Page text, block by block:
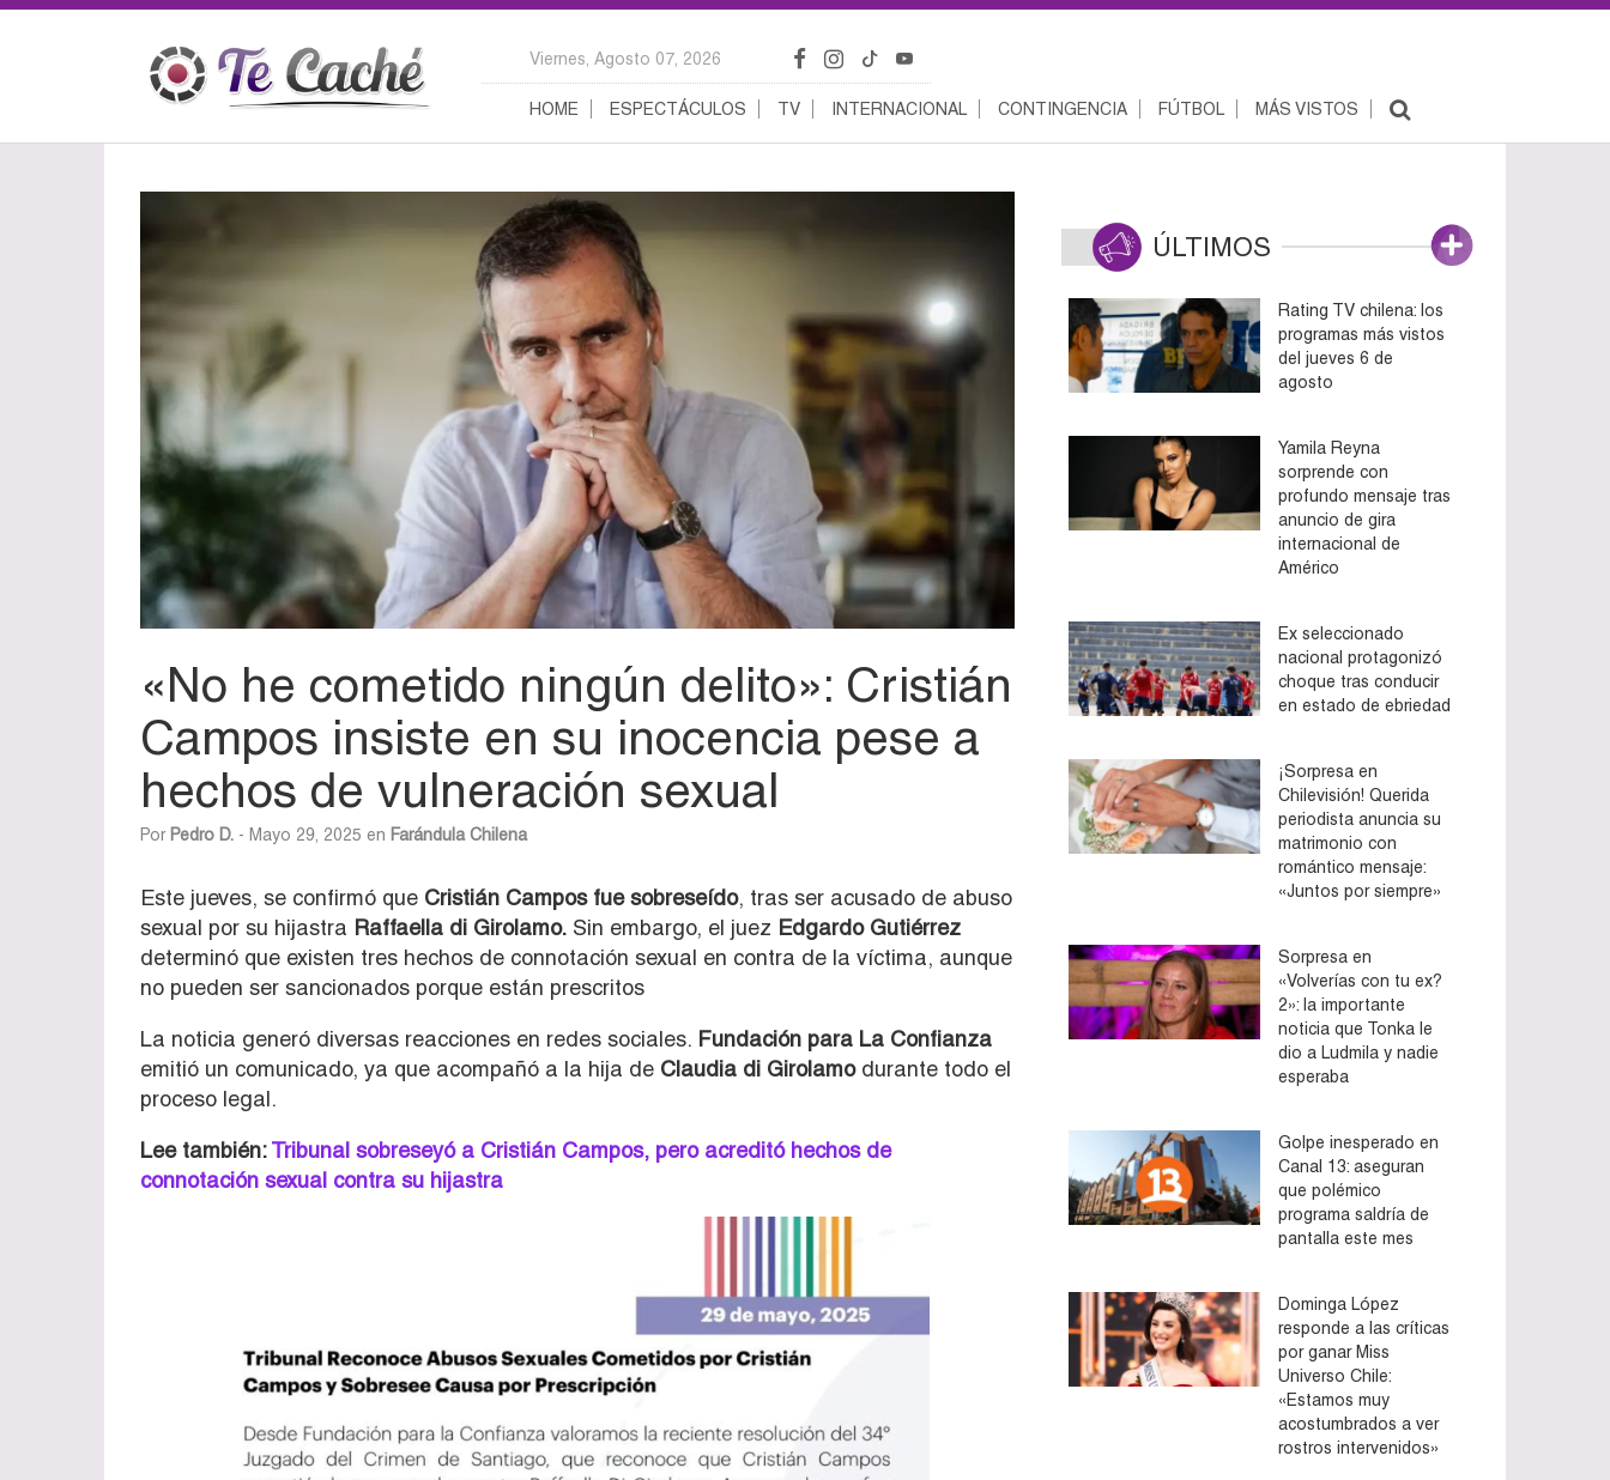
Viernes, Agosto 07, 2026
HOME ESPECTÁCULOS TV INTERNACIONAL CONTINGENCIA FÚTBOL MÁS VISTOS
«No he cometido ningún delito»: Cristián
Campos insiste en su inocencia pese a
hechos de vulneración sexual
Por Pedro D. - Mayo 29, 2025 en Farándula Chilena
Este jueves, se confirmó que Cristián Campos fue sobreseído, tras ser acusado de abuso
sexual por su hijastra Raffaella di Girolamo. Sin embargo, el juez Edgardo Gutiérrez
determinó que existen tres hechos de connotación sexual en contra de la víctima, aunque
no pueden ser sancionados porque están prescritos
La noticia generó diversas reacciones en redes sociales. Fundación para La Confianza
emitió un comunicado, ya que acompañó a la hija de Claudia di Girolamodurante todo el
proceso legal.
Lee también:Tribunal sobreseyó a Cristián Campos, pero acreditó hechos de
connotación sexual contra su hijastra
ÚLTIMOS
Rating TV chilena: los
programas más vistos
del jueves 6 de
agosto
Yamila Reyna
sorprende con
profundo mensaje tras
anuncio de gira
internacional de
Américo
Ex seleccionado
nacional protagonizó
choque tras conducir
en estado de ebriedad
¡Sorpresa en
Chilevisión! Querida
periodista anuncia su
matrimonio con
romántico mensaje:
«Juntos por siempre»
Sorpresa en
«Volverías con tu ex?
2»: la importante
noticia que Tonka le
dio a Ludmila y nadie
esperaba
Golpe inesperado en
Canal 13: aseguran
que polémico
programa saldría de
pantalla este mes
Dominga López
responde a las críticas
por ganar Miss
Universo Chile:
«Estamos muy
acostumbrados a ver
rostros intervenidos»